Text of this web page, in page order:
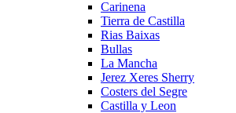
Carinena
Tierra de Castilla
Rias Baixas
Bullas
La Mancha
Jerez Xeres Sherry
Costers del Segre
Castilla y Leon